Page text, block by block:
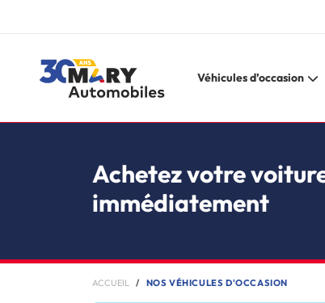
Véhicules d’occasion
Achetez votre
immédiatement
ACCUEIL NOS VÉHICULES D'OCCASION